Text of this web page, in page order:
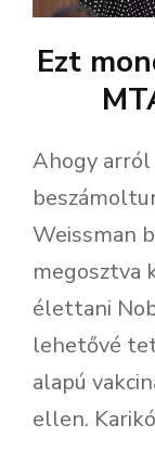
Ezt
Ahogy arról
Weissman
megosztva
élettani
lehetővé
alapú
ellen.